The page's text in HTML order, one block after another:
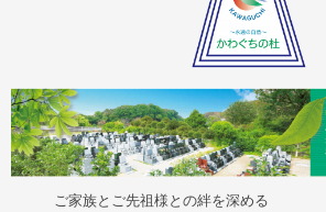
ご家族とご先祖様との絆を深める